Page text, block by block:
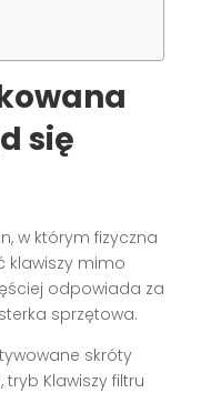
się
w którym fizyczna
klawiszy mimo
odpowiada za
sprzętowa.
skróty
Klawiszy filtru